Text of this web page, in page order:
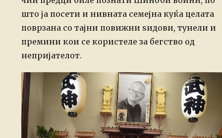
што ја посети и нивната семејна куќа целата
поврзана со тајни повижни ѕидови, тунели и
премини кои се користеле за бегство од
непријателот.